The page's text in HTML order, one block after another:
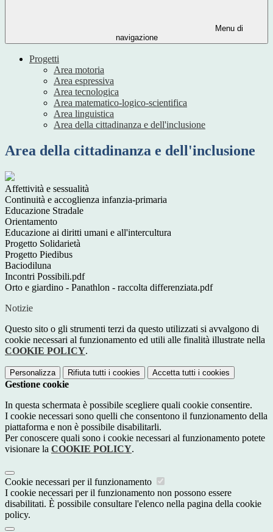
Menu di
navigazione
Progetti
Area motoria
Area espressiva
Area tecnologica
Area matematico-logico-scientifica
Area linguistica
Area della cittadinanza e dell'inclusione
Area della cittadinanza e dell'inclusione
Affettività e sessualità
Continuità e accoglienza infanzia-primaria
Educazione Stradale
Orientamento
Educazione ai diritti umani e all'intercultura
Progetto Solidarietà
Progetto Piedibus
Baciodiluna
Incontri Possibili.pdf
Orto e giardino - Panathlon - raccolta differenziata.pdf
Notizie
Questo sito o gli strumenti terzi da questo utilizzati si avvalgono di
cookie necessari al funzionamento ed utili alle finalità illustrate nella
COOKIE POLICY.
Personalizza Rifiuta tutti i cookies Accetta tutti i cookies
Gestione cookie
In questa schermata è possibile scegliere quali cookie consentire.
I cookie necessari sono quelli che consentono il funzionamento della
piattaforma e non è possibile disabilitarli.
Per conoscere quali sono i cookie necessari al funzionamento potete
visionare la COOKIE POLICY.
Cookie necessari per il funzionamento
I cookie necessari per il funzionamento non possono essere
disabilitati. È possibile consultare l'elenco nella pagina della cookie
policy.